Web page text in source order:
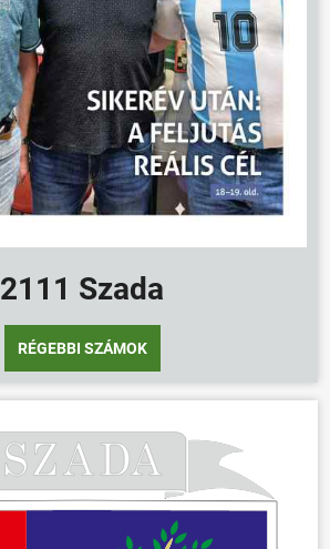
2111 Szada
RÉGEBBI SZÁMOK